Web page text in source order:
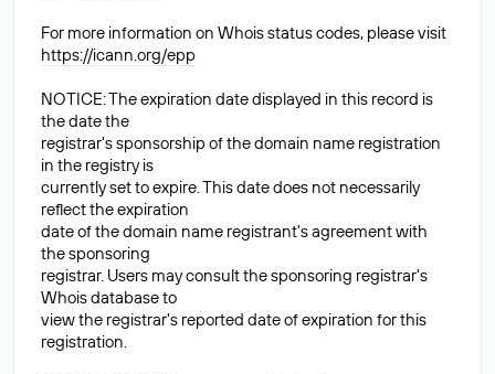
For more information on Whois status codes, please visit
https://icann.org/epp
NOTICE: The expiration date displayed in this record is
the date the
registrar's sponsorship of the domain name registration
in the registry is
currently set to expire. This date does not necessarily
reflect the expiration
date of the domain name registrant's agreement with
the sponsoring
registrar. Users may consult the sponsoring registrar's
Whois database to
view the registrar's reported date of expiration for this
registration.